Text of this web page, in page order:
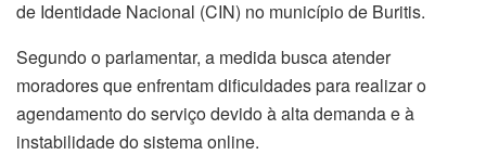
de Identidade Nacional (CIN) no município de Buritis.
Segundo o parlamentar, a medida busca atender
moradores que enfrentam dificuldades para realizar o
agendamento do serviço devido à alta demanda e à
instabilidade do sistema online.